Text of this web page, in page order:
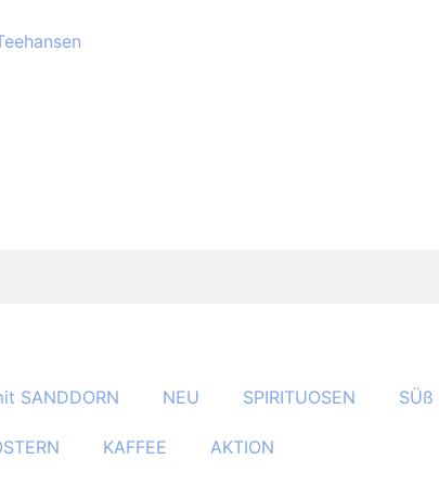
SANDDORN NEU SPIRITUOSEN SÜß
KAFFEE AKTION